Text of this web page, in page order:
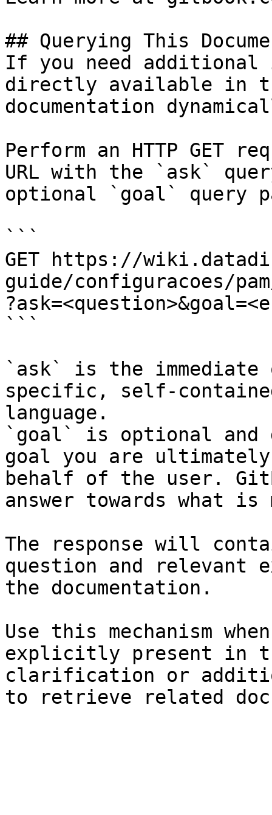
## Querying This
If you need
directly available in
documentation
Perform an HTTP GET
URL with the `ask`
optional `goal` query
```
GET https://
guide/configuracoes/
```
`ask` is the
specific, self-
language.
`goal` is optional and
goal you are
behalf of the user.
answer towards what
The response will
question and relevant
the documentation.
Use this mechanism
explicitly present in
clarification or